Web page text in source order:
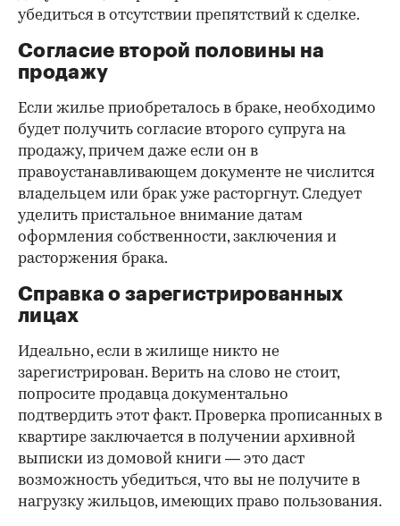
убедиться в отсутствии препятствий к сделке.
Согласие второй половины на
продажу
Если жилье приобреталось в браке, необходимо
будет получить согласие второго супруга на
продажу, причем даже если он в
правоустанавливающем документе не числится
владельцем или брак уже расторгнут. Следует
уделить пристальное внимание датам
оформления собственности, заключения и
расторжения брака.
Справка о зарегистрированных
лицах
Идеально, если в жилище никто не
зарегистрирован. Верить на слово не стоит,
попросите продавца документально
подтвердить этот факт. Проверка прописанных в
квартире заключается в получении архивной
выписки из домовой книги — это даст
возможность убедиться, что вы не получите в
нагрузку жильцов, имеющих право пользования.